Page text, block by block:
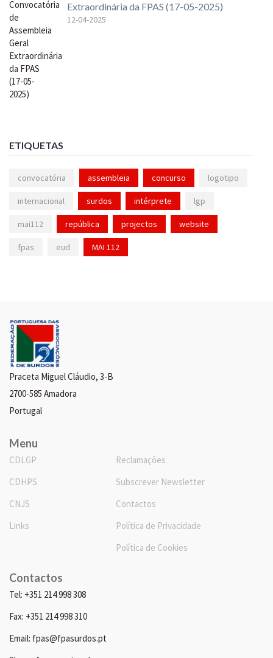
Extraordinária da FPAS (17-05-2025)
12-04-2025
ETIQUETAS
convocatória assembleia concurso logotipo
internacional surdos intérprete lgp
mai112 república projectos website
fpas eud MAI 112
Praceta Miguel Cláudio, 3-B
2700-585 Amadora
Portugal
Menu
CDLGP
CDHPS
CNJS
Links
Reclamações
Subscrever Newsletter
Contactos
Política de Privacidade
Política de Cookies
Contactos
Tel: +351 214 998 308
Fax: +351 214 998 310
Email: fpas@fpasurdos.pt